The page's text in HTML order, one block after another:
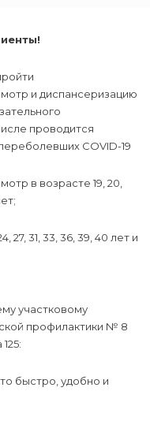
и диспансеризацию
проводится
COVID-19
в возрасте 19, 20,
27, 31, 33, 36, 39, 40 лет и
участковому
профилактики № 8
быстро, удобно и